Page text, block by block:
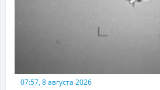
07:57, 8 августа 2026